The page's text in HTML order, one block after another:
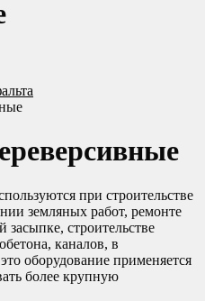
при строительстве
земляных работ, ремонте
строительстве
каналов, в
оборудование применяется
более крупную